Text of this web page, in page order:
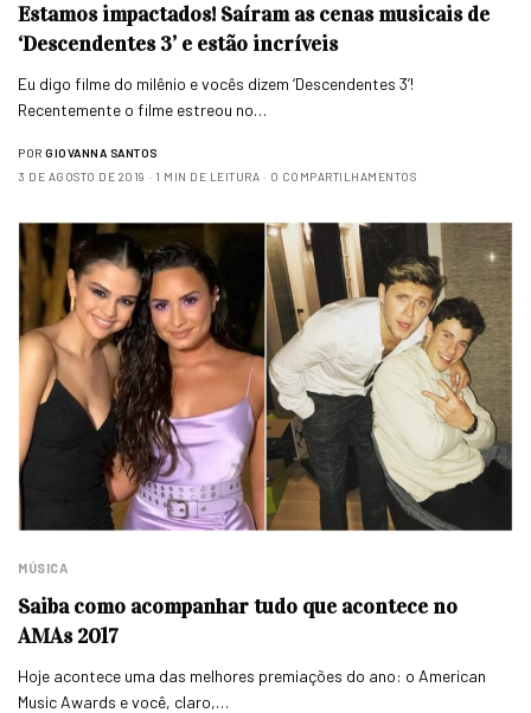
Estamos impactados! Saíram as cenas musicais de
‘Descendentes 3’ e estão incríveis
Eu digo filme do milênio e vocês dizem ‘Descendentes 3’!
Recentemente o filme estreou no…
POR GIOVANNA SANTOS
3 DE AGOSTO DE 2019
1 MIN DE LEITURA 0 COMPARTILHAMENTOS
MÚSICA
Saiba como acompanhar tudo que acontece no
AMAs 2017
Hoje acontece uma das melhores premiações do ano: o American
Music Awards e você, claro,…